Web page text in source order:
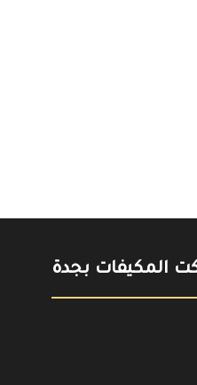
المكيفات بجدة